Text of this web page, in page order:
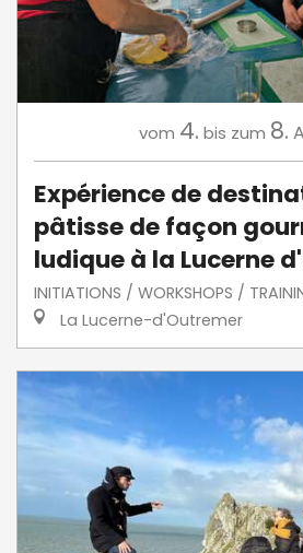
vom 4. bis zum 8.
Expérience de
pâtisse de façon
ludique à la Lucerne
INITIATIONS / WORKSHOPS /
La Lucerne-d'Outremer